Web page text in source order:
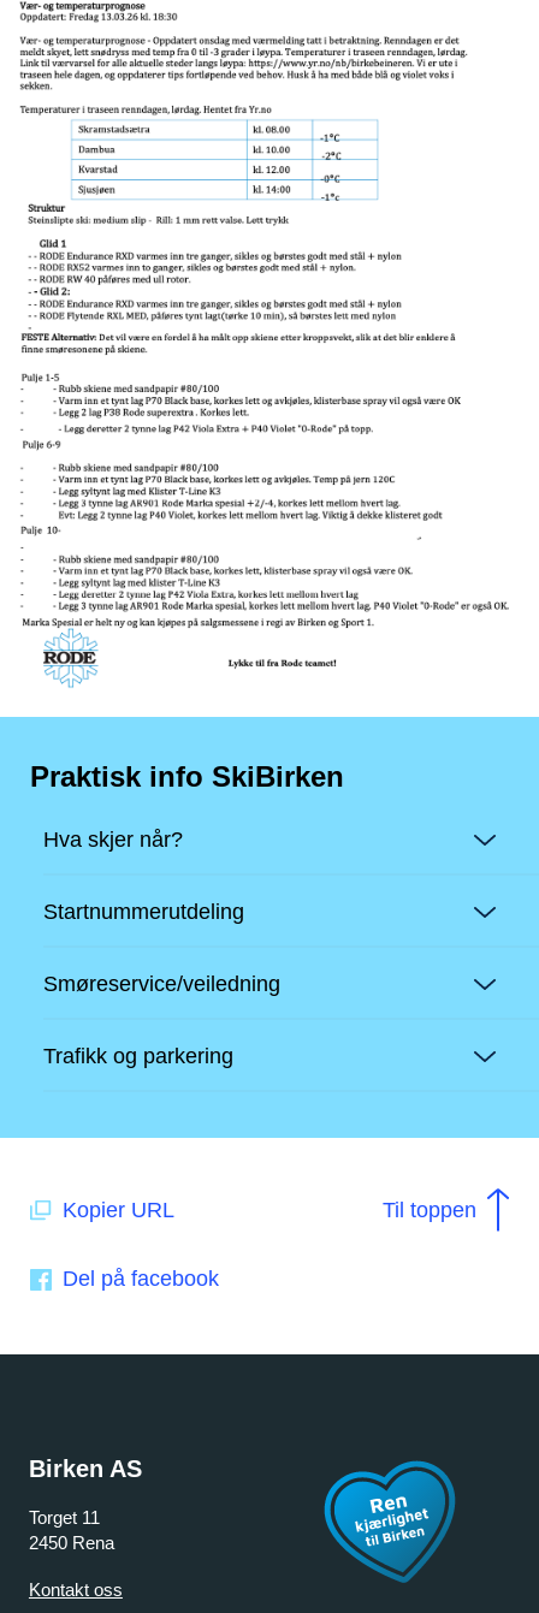
Praktisk info SkiBirken
Hva skjer når?
Startnummerutdeling
Smøreservice/veiledning
Trafikk og parkering
Kopier URL
Del på facebook
Til toppen
Birken AS
Torget 11
2450 Rena
Kontakt oss